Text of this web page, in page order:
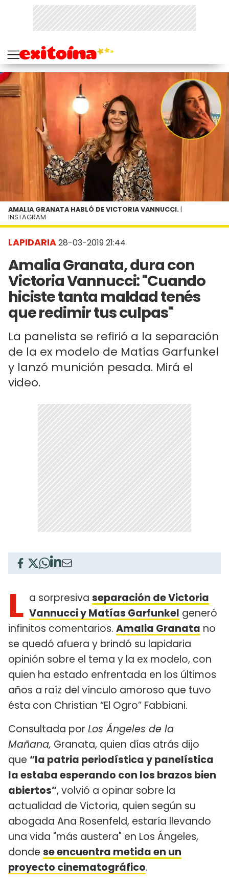
LAPIDARIA28-03-2019 21:44
Amalia Granata, dura con
Victoria Vannucci: "Cuando
hiciste tanta maldad tenés
que redimir tus culpas"
La panelista se refirió a la separación
de la ex modelo de Matías Garfunkel
y lanzó munición pesada. Mirá el
video.
AMALIA GRANATA HABLÓ DE VICTORIA VANNUCCI. |
INSTAGRAM
L a sorpresiva separación de Victoria
Vannucci y Matías Garfunkel generó
infinitos comentarios. Amalia Granata no
se quedó afuera y brindó su lapidaria
opinión sobre el tema y la ex modelo, con
quien ha estado enfrentada en los últimos
años a raíz del vínculo amoroso que tuvo
ésta con Christian “El Ogro” Fabbiani.
Consultada por Los Ángeles de la
Mañana, Granata, quien días atrás dijo
que “la patria periodística y panelística
la estaba esperando con los brazos bien
abiertos”, volvió a opinar sobre la
actualidad de Victoria, quien según su
abogada Ana Rosenfeld, estaría llevando
una vida "más austera" en Los Ángeles,
donde se encuentra metida en un
proyecto cinematográfico.